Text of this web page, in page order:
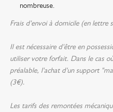
nombreuse.
Frais d'envoi à domicile (en lettre
Il est nécessaire d'être en
utiliser votre forfait. Dans le cas
préalable, l'achat d'un support
(3€).
Les tarifs des remontées